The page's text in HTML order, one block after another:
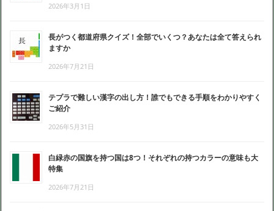
2026年3月1日
長がつく都道府県クイズ！全部でいくつ？あなたは全て答えられ
ますか
2026年7月21日
テプラで難しい漢字の出し方！誰でもできる手順をわかりやすく
ご紹介
2026年5月31日
白緑赤の国旗を持つ国は8つ！それぞれの持つカラーの意味も大
特集
2026年7月21日